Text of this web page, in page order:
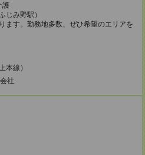
護
じみ野駅）
ます。勤務地多数、ぜひ希望のエリアを
本線）
社